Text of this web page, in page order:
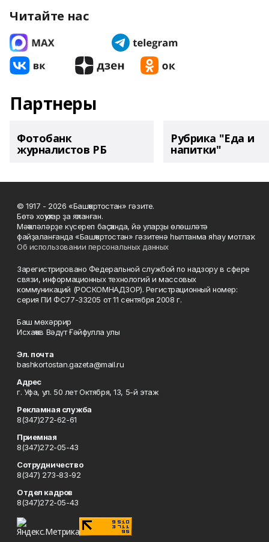
Читайте нас
Партнеры
Фотобанк
журналистов РБ
Рубрика "Еда и
напитки"
© 1917 - 2026 «Башҡортостан» гәзите.
Бөтә хоҡуҡтар ҙа яҡланған.
Мәҡәләләрҙе күсереп баҫҡанда, йә уларҙы өлөшләтә
файҙаланғанда «Башҡортостан» гәзитенә һылтанма яһау мотлаҡ.
Об использовании персональных данных
Зарегистрировано Федеральной службой по надзору в сфере
связи, информационных технологий и массовых
коммуникаций (РОСКОМНАДЗОР). Регистрационный номер:
серия ПИ ФС77-33205 от 11 сентября 2008 г.
Баш мөхәррир
Исхаҡов Вәдүт Ғәйфулла улы
Эл. почта
bashkortostan.gazeta@mail.ru
Адрес
г. Уфа, ул. 50 лет Октября, 13, 5-й этаж
Рекламная служба
8(347)272-62-61
Приемная
8(347)272-05-43
Сотрудничество
8(347) 273-83-92
Отдел кадров
8(347)272-05-43